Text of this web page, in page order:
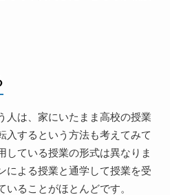
人は、家にいたまま高校の授業
入するという方法も考えてみて
している授業の形式は異なりま
による授業と通学して授業を受
ることがほとんどです。